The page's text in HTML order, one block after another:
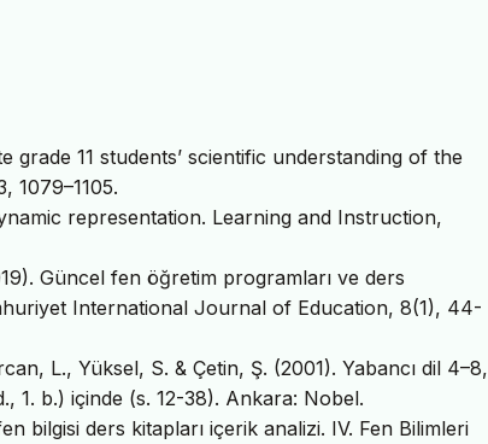
11 students’ scientific understanding of the
1079–1105.
representation. Learning and Instruction,
Güncel fen öğretim programları ve ders
International Journal of Education, 8(1), 44-
L., Yüksel, S. & Çetin, Ş. (2001). Yabancı dil 4–8,
1. b.) içinde (s. 12-38). Ankara: Nobel.
bilgisi ders kitapları içerik analizi. IV. Fen Bilimleri